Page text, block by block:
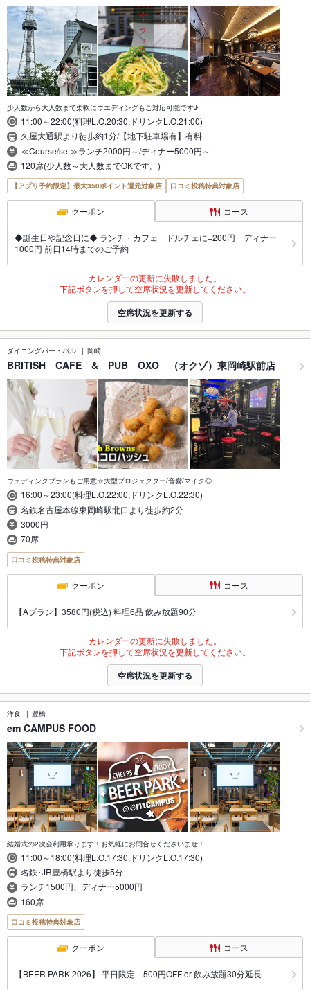
少人数から大人数まで柔軟にウエディングもご対応可能です♪
11:00～22:00(料理L.O.20:30,ドリンクL.O.21:00)
久屋大通駅より徒歩約1分/【地下駐車場有】有料
≪Course/set≫ランチ2000円～/ディナー5000円～
120席(少人数～大人数までOKです。)
【アプリ予約限定】最大350ポイント還元対象店 口コミ投稿特典対象店
クーポン コース
◆誕生日や記念日に◆ ランチ・カフェ ドルチェに+200円 ディナー
1000円 前日14時までのご予約
カレンダーの更新に失敗しました。
下記ボタンを押して空席状況を更新してください。
空席状況を更新する
ダイニングバー・バル 岡崎
BRITISH CAFE & PUB OXO （オクゾ）東岡崎駅前店
ウェディングプランもご用意☆大型プロジェクター/音響/マイク◎
16:00～23:00(料理L.O.22:00,ドリンクL.O.22:30)
名鉄名古屋本線東岡崎駅北口より徒歩約2分
3000円
70席
口コミ投稿特典対象店
クーポン コース
【Aプラン】3580円(税込) 料理6品 飲み放題90分
カレンダーの更新に失敗しました。
下記ボタンを押して空席状況を更新してください。
空席状況を更新する
洋食 豊橋
em CAMPUS FOOD
結婚式の2次会利用承ります！お気軽にお問合せくださいませ！
11:00～18:00(料理L.O.17:30,ドリンクL.O.17:30)
名鉄･JR豊橋駅より徒歩5分
ランチ1500円、ディナー5000円
160席
口コミ投稿特典対象店
クーポン コース
【BEER PARK 2026】 平日限定 500円OFF or 飲み放題30分延長